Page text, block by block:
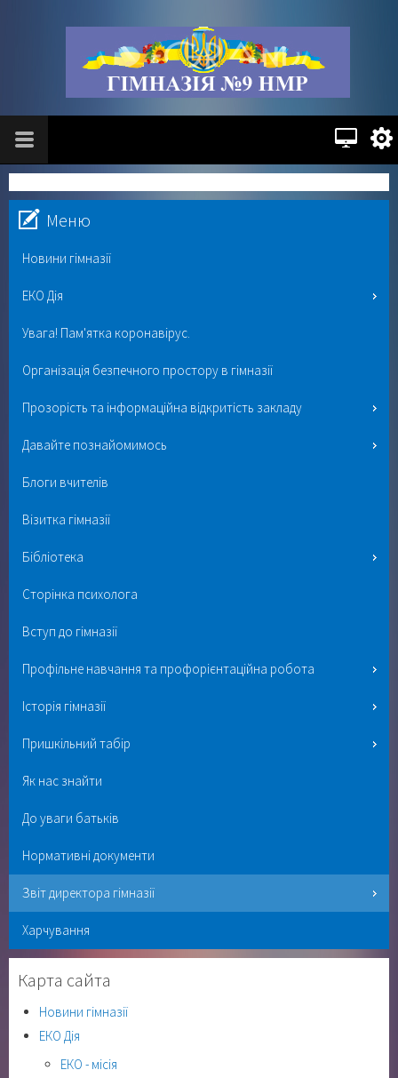
Меню
Новини гімназії
ЕКО Дія
Увага! Пам'ятка коронавірус.
Організація безпечного простору в гімназії
Прозорість та інформаційна відкритість закладу
Давайте познайомимось
Блоги вчителів
Візитка гімназії
Бібліотека
Сторінка психолога
Вступ до гімназії
Профільне навчання та профорієнтаційна робота
Історія гімназії
Пришкільний табір
Як нас знайти
До уваги батьків
Нормативні документи
Звіт директора гімназії
Харчування
Карта сайта
Новини гімназії
ЕКО Дія
ЕКО - місія